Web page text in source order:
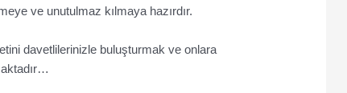
ve unutulmaz kılmaya hazırdır.
davetlilerinizle buluşturmak ve onlara